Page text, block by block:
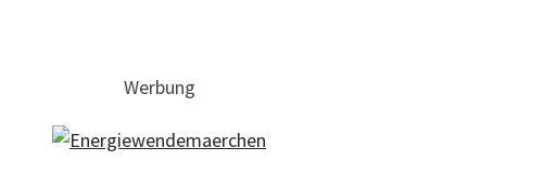
Werbung